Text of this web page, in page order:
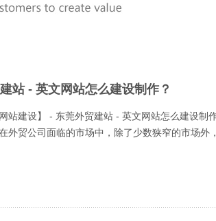
站 - 英文网站怎么建设制作？
网站建设】 - 东莞外贸建站 - 英文网站怎么建设
外贸公司面临的市场中，除了少数狭窄的市场外